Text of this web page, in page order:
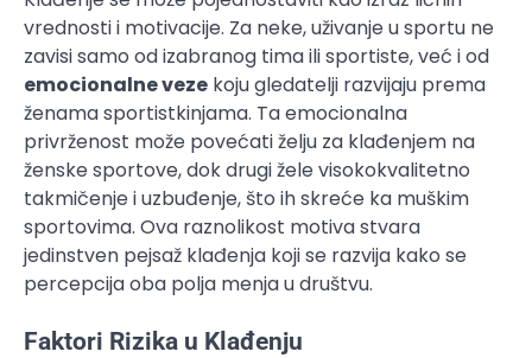
vrednosti i motivacije. Za neke, uživanje u sportu ne
zavisi samo od izabranog tima ili sportiste, već i od
emocionalne veze koju gledatelji razvijaju prema
ženama sportistkinjama. Ta emocionalna
privrženost može povećati želju za klađenjem na
ženske sportove, dok drugi žele visokokvalitetno
takmičenje i uzbuđenje, što ih skreće ka muškim
sportovima. Ova raznolikost motiva stvara
jedinstven pejsaž klađenja koji se razvija kako se
percepcija oba polja menja u društvu.
Faktori Rizika u Klađenju